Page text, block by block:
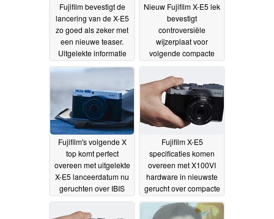
Fujifilm bevestigt de
lancering van de X-E5
zo goed als zeker met
een nieuwe teaser.
Uitgelekte informatie
beweert dat de
filmsimulatie op de
X100VI een nieuw
ontwerp heeft
gekregen07-06-2025
Nieuw Fujifilm X-E5 lek
bevestigt
controversiële
wijzerplaat voor
volgende compacte
2025
Fujifilm's volgende X
top komt perfect
overeen met uitgelekte
X-E5 lanceerdatum nu
geruchten over IBIS
camera opduiken
Fujifilm X-E5
specificaties komen
overeen met X100VI
hardware in nieuwste
gerucht over compacte
APS-C camera29-05-